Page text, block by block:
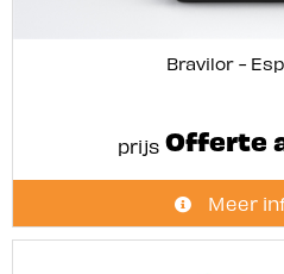
Bravilor -
prijsOfferte
Meer